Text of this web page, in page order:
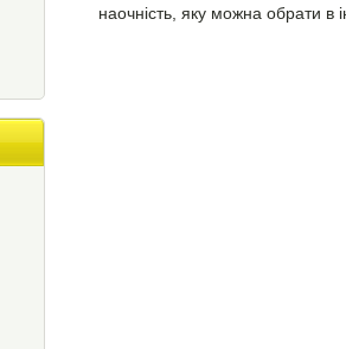
наочність, яку можна обрати в